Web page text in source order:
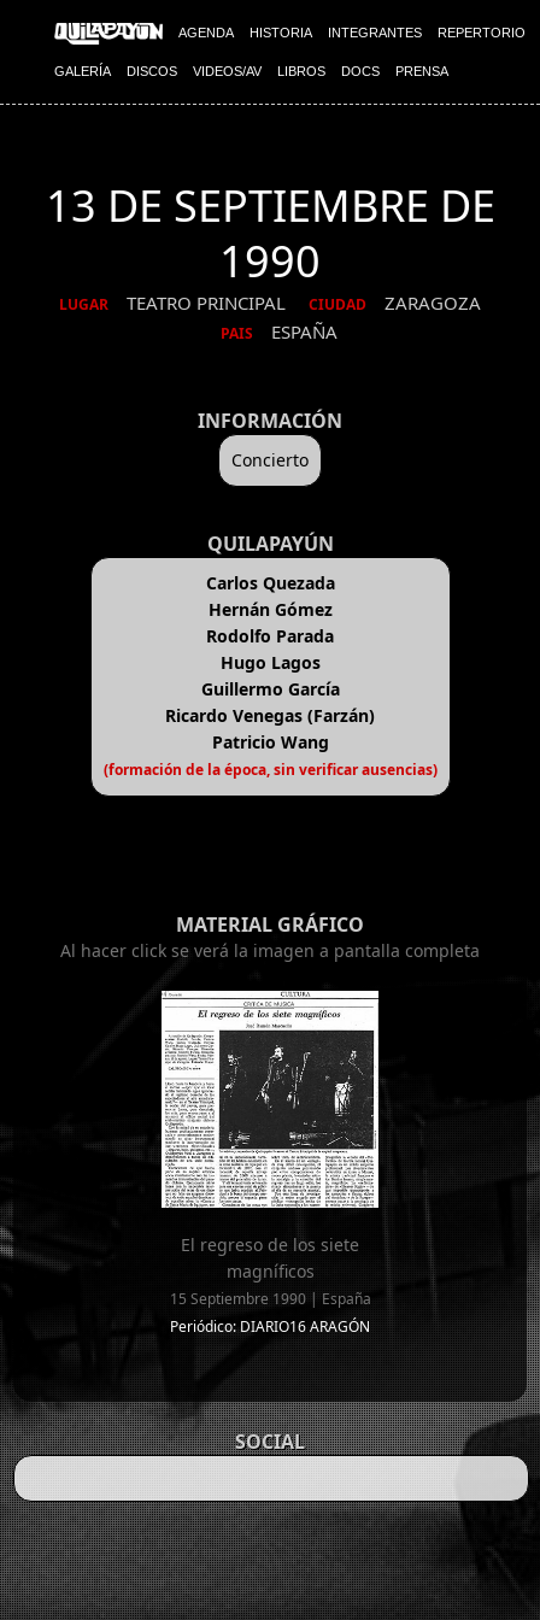
AGENDA HISTORIA INTEGRANTES REPERTORIO
GALERÍA DISCOS VIDEOS/AV LIBROS DOCS PRENSA
13 DE SEPTIEMBRE DE
1990
LUGAR TEATRO PRINCIPAL CIUDAD ZARAGOZA
PAIS ESPAÑA
INFORMACIÓN
Concierto
QUILAPAYÚN
Carlos Quezada
Hernán Gómez
Rodolfo Parada
Hugo Lagos
Guillermo García
Ricardo Venegas (Farzán)
Patricio Wang
(formación de la época, sin verificar ausencias)
MATERIAL GRÁFICO
Al hacer click se verá la imagen a pantalla completa
El regreso de los siete
magníficos
15 Septiembre 1990 | España
Periódico: DIARIO16 ARAGÓN
SOCIAL